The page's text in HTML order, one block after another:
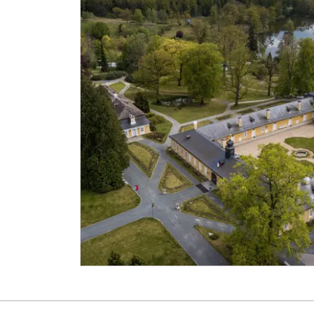
Průkaz zaměstnance NPÚ (+ až 3 rodinní
Průkaz Náš člověk *
* Platí pouze pro jednu osobu (držitele